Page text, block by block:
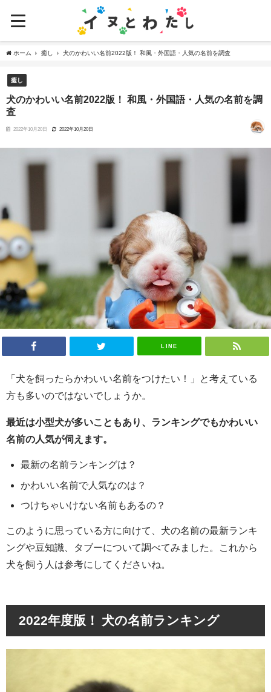
ホーム 癒し 犬のかわいい名前2022版！ 和風・外国語・人気の名前を調査
癒し
犬のかわいい名前2022版！ 和風・外国語・人気の名前を調
査
2022年10月20日 2022年10月20日
LINE
「犬を飼ったらかわいい名前をつけたい！」と考えている
方も多いのではないでしょうか。
最近は小型犬が多いこともあり、ランキングでもかわいい
名前の人気が伺えます。
最新の名前ランキングは？
かわいい名前で人気なのは？
つけちゃいけない名前もあるの？
このように思っている方に向けて、犬の名前の最新ランキ
ングや豆知識、タブーについて調べてみました。これから
犬を飼う人は参考にしてくださいね。
2022年度版！ 犬の名前ランキング